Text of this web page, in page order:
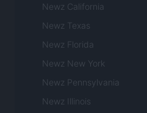
Newz California
Newz Texas
Newz Florida
Newz New York
Newz Pennsylvania
Newz Illinois